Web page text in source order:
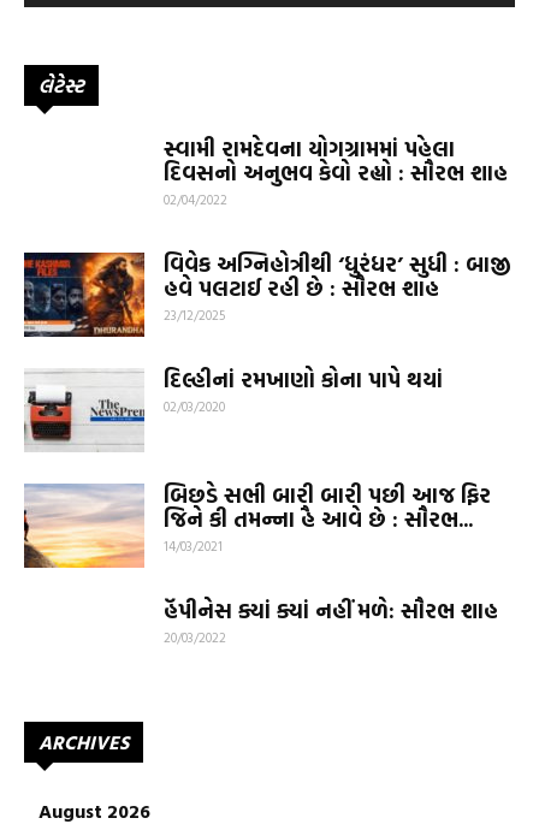
લેટેસ્ટ
સ્વામી રામદેવના યોગગ્રામમાં પહેલા
દિવસનો અનુભવ કેવો રહ્યો : સૌરભ શાહ
02/04/2022
વિવેક અગ્નિહોત્રીથી ‘ધુરંધર’ સુધી : બાજી
હવે પલટાઈ રહી છે : સૌરભ શાહ
23/12/2025
દિલ્હીનાં રમખાણો કોના પાપે થયાં
02/03/2020
બિછડે સભી બારી બારી પછી આજ ફિર
જિને કી તમન્ના હૈ આવે છે : સૌરભ...
14/03/2021
હૅપીનેસ ક્યાં ક્યાં નહીં મળે: સૌરભ શાહ
20/03/2022
ARCHIVES
August 2026